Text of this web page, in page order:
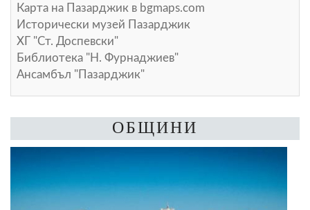
Карта на Пазарджик в bgmaps.com
Исторически музей Пазарджик
ХГ "Ст. Доспевски"
Библиотека "Н. Фурнаджиев"
Ансамбъл "Пазарджик"
ОБЩИНИ